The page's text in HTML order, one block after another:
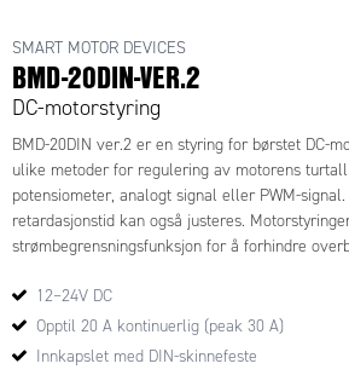
SMART MOTOR DEVICES
BMD-20DIN-VER.2
DC-motorstyring
BMD-20DIN ver.2 er en styring for børstet DC-
ulike metoder for regulering av motorens
potensiometer, analogt signal eller PWM-
retardasjonstid kan også justeres.
strømbegrensningsfunksjon for å forhindre
12–24V DC
Opptil 20 A kontinuerlig (peak 30 A)
Innkapslet med DIN-skinnefeste